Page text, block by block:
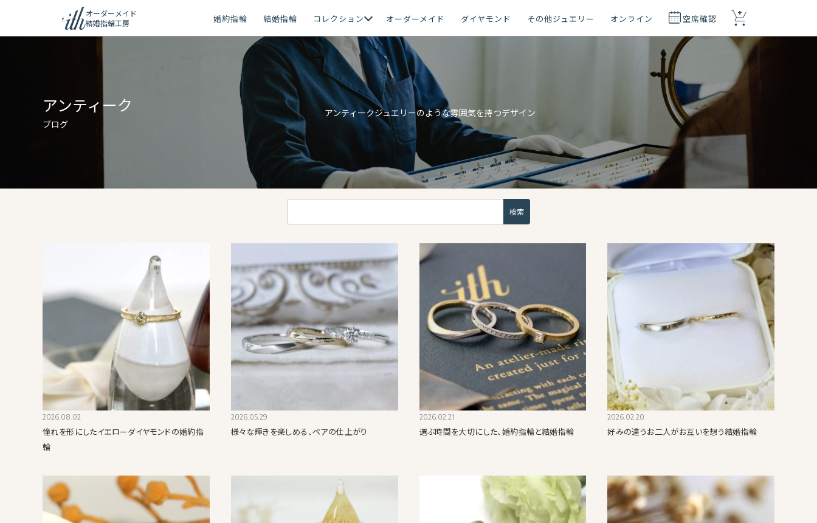
オーダーメイド
結婚指輪工房
婚約指輪 結婚指輪 コレクション オーダーメイド ダイヤモンド その他ジュエリー オンライン 空席確認
+
ブログ
アンティーク アンティークジュエリーのような雰囲気を持つデザイン
2026.08.02
憧れを形にしたイエローダイヤモンドの婚約指
輪
2026.05.29
様々な輝きを楽しめる、ペアの仕上がり
2026.02.21
選ぶ時間を大切にした、婚約指輪と結婚指輪
2026.02.20
好みの違うお二人がお互いを想う結婚指輪